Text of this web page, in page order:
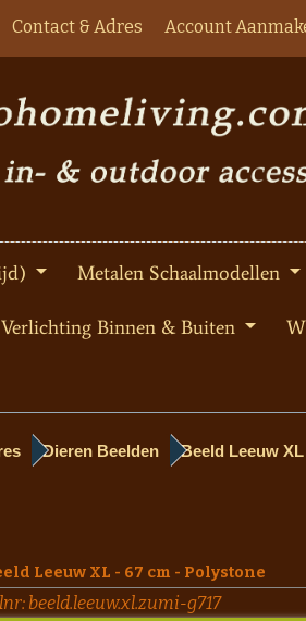
Contact & Adres Account
Metalen Schaalmodellen
Verlichting Binnen & Buiten
Dieren Beelden Beeld Leeuw
Leeuw XL - 67 cm - Polystone
beeld.leeuw.xl.zumi-g717